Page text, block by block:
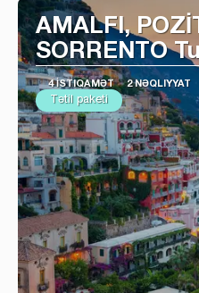
AMALFI,
SORRENTO
4 İSTIQAMƏT 2 NƏQLIYYAT
Tətil paketi